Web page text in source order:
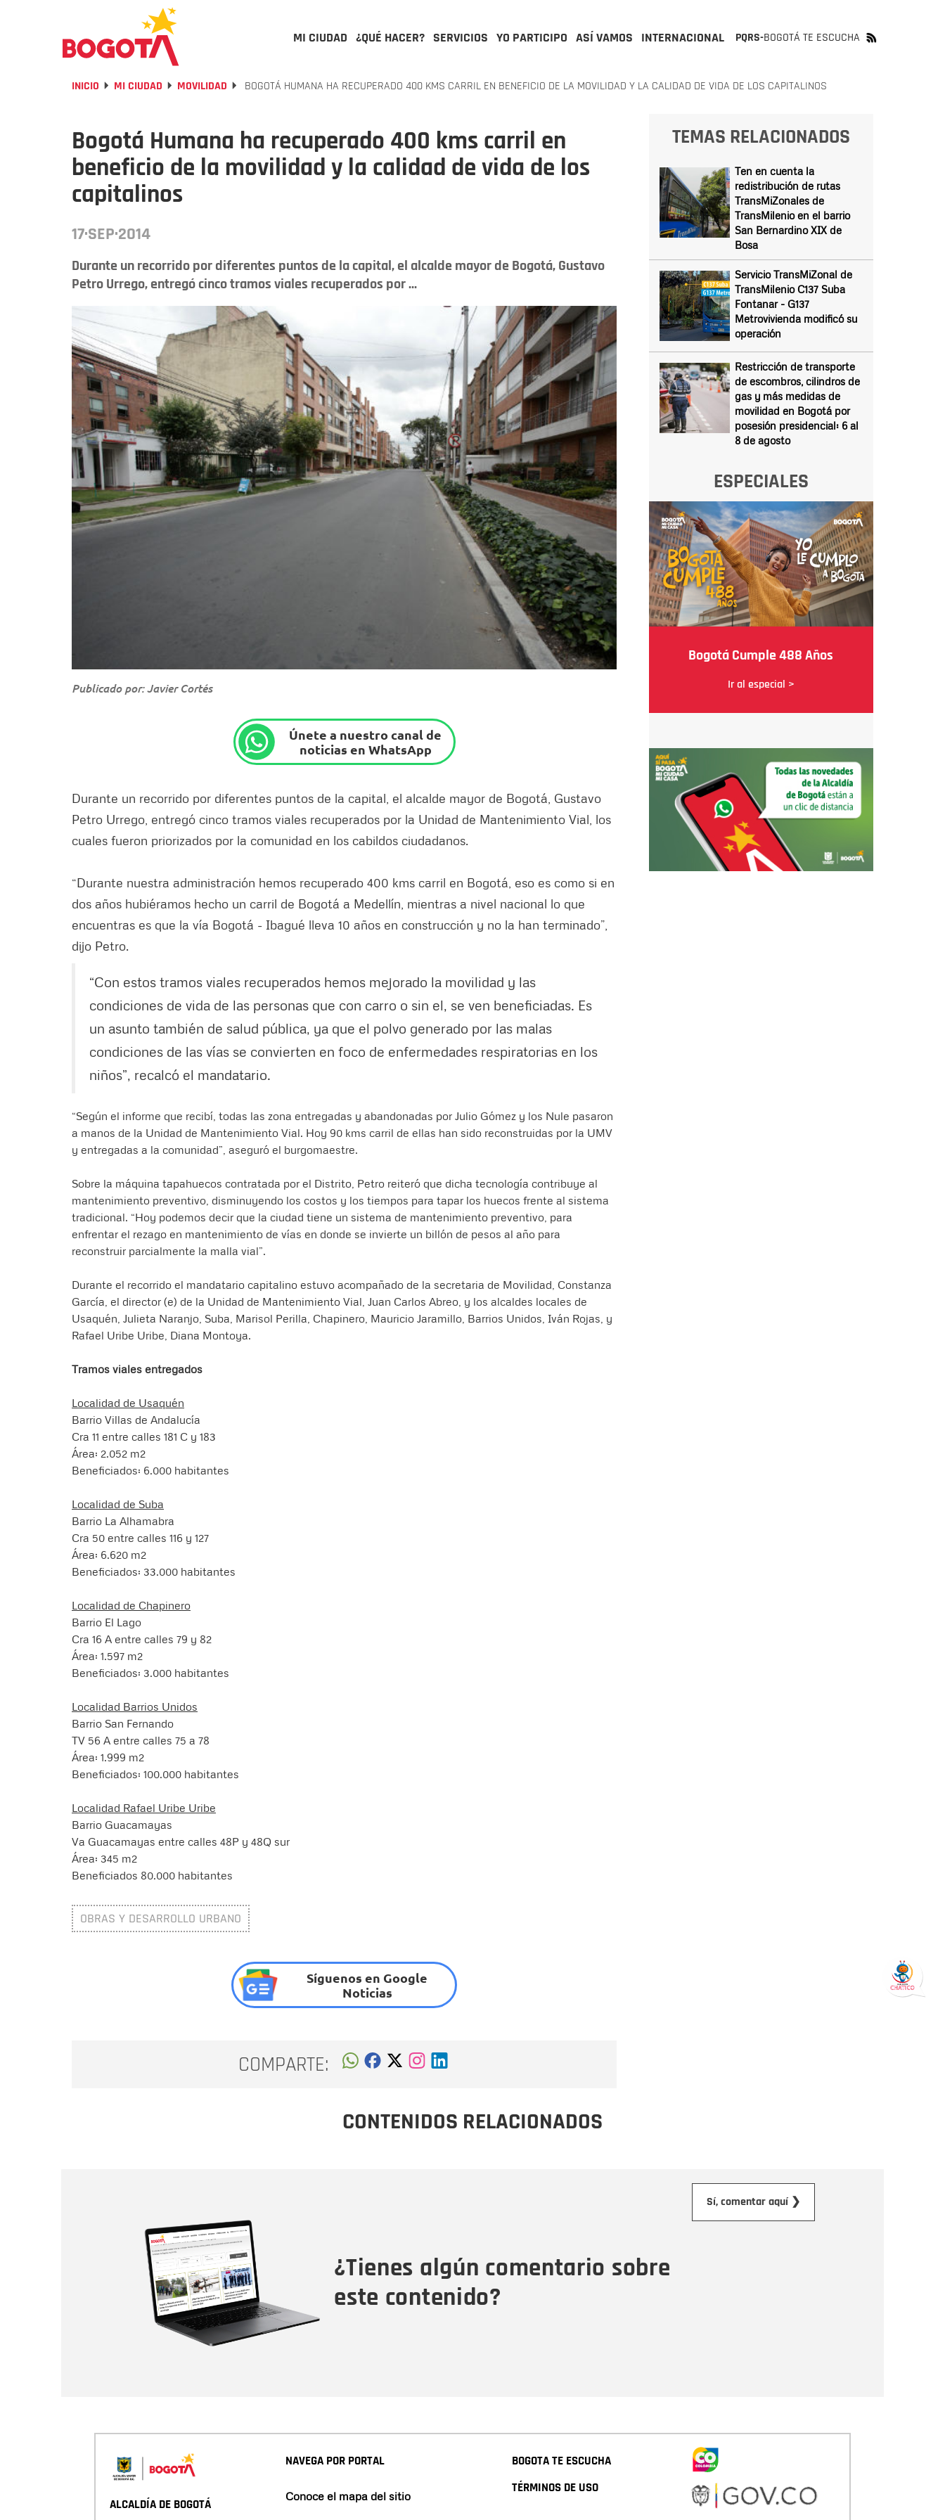
MI CIUDAD ¿QUÉ HACER? SERVICIOS YO PARTICIPO ASÍ VAMOS INTERNACIONAL PQRS-BOGOTÁ TE ESCUCHA
INICIO MI CIUDAD MOVILIDAD BOGOTÁ HUMANA HA RECUPERADO 400 KMS CARRIL EN BENEFICIO DE LA MOVILIDAD Y LA CALIDAD DE VIDA DE LOS CAPITALINOS
Bogotá Humana ha recuperado 400 kms carril en
beneficio de la movilidad y la calidad de vida de los
capitalinos
17·SEP·2014
Durante un recorrido por diferentes puntos de la capital, el alcalde mayor de Bogotá, Gustavo
Petro Urrego, entregó cinco tramos viales recuperados por ...
Publicado por: Javier Cortés
Únete a nuestro canal de
noticias en WhatsApp
Durante un recorrido por diferentes puntos de la capital, el alcalde mayor de Bogotá, Gustavo
Petro Urrego, entregó cinco tramos viales recuperados por la Unidad de Mantenimiento Vial, los
cuales fueron priorizados por la comunidad en los cabildos ciudadanos.
“Durante nuestra administración hemos recuperado 400 kms carril en Bogotá, eso es como si en
dos años hubiéramos hecho un carril de Bogotá a Medellín, mientras a nivel nacional lo que
encuentras es que la vía Bogotá - Ibagué lleva 10 años en construcción y no la han terminado”,
dijo Petro.
“Con estos tramos viales recuperados hemos mejorado la movilidad y las
condiciones de vida de las personas que con carro o sin el, se ven beneficiadas. Es
un asunto también de salud pública, ya que el polvo generado por las malas
condiciones de las vías se convierten en foco de enfermedades respiratorias en los
niños”, recalcó el mandatario.
“Según el informe que recibí, todas las zona entregadas y abandonadas por Julio Gómez y los Nule pasaron
a manos de la Unidad de Mantenimiento Vial. Hoy 90 kms carril de ellas han sido reconstruidas por la UMV
y entregadas a la comunidad”, aseguró el burgomaestre.
Sobre la máquina tapahuecos contratada por el Distrito, Petro reiteró que dicha tecnología contribuye al
mantenimiento preventivo, disminuyendo los costos y los tiempos para tapar los huecos frente al sistema
tradicional. “Hoy podemos decir que la ciudad tiene un sistema de mantenimiento preventivo, para
enfrentar el rezago en mantenimiento de vías en donde se invierte un billón de pesos al año para
reconstruir parcialmente la malla vial”.
Durante el recorrido el mandatario capitalino estuvo acompañado de la secretaria de Movilidad, Constanza
García, el director (e) de la Unidad de Mantenimiento Vial, Juan Carlos Abreo, y los alcaldes locales de
Usaquén, Julieta Naranjo, Suba, Marisol Perilla, Chapinero, Mauricio Jaramillo, Barrios Unidos, Iván Rojas, y
Rafael Uribe Uribe, Diana Montoya.
Tramos viales entregados
Localidad de Usaquén
Barrio Villas de Andalucía
Cra 11 entre calles 181 C y 183
Área: 2.052 m2
Beneficiados: 6.000 habitantes
Localidad de Suba
Barrio La Alhamabra
Cra 50 entre calles 116 y 127
Área: 6.620 m2
Beneficiados: 33.000 habitantes
Localidad de Chapinero
Barrio El Lago
Cra 16 A entre calles 79 y 82
Área: 1.597 m2
Beneficiados: 3.000 habitantes
Localidad Barrios Unidos
Barrio San Fernando
TV 56 A entre calles 75 a 78
Área: 1.999 m2
Beneficiados: 100.000 habitantes
Localidad Rafael Uribe Uribe
Barrio Guacamayas
Va Guacamayas entre calles 48P y 48Q sur
Área: 345 m2
Beneficiados 80.000 habitantes
OBRAS Y DESARROLLO URBANO
Síguenos en Google
Noticias
COMPARTE:
TEMAS RELACIONADOS
Ten en cuenta la
redistribución de rutas
TransMiZonales de
TransMilenio en el barrio
San Bernardino XIX de
Bosa
Servicio TransMiZonal de
TransMilenio C137 Suba
Fontanar - G137
Metrovivienda modificó su
operación
Restricción de transporte
de escombros, cilindros de
gas y más medidas de
movilidad en Bogotá por
posesión presidencial: 6 al
8 de agosto
ESPECIALES
Bogotá Cumple 488 Años
Ir al especial >
CONTENIDOS RELACIONADOS
¿Tienes algún comentario sobre
este contenido?
Sí, comentar aquí ❯
ALCALDÍA DE BOGOTÁ
NAVEGA POR PORTAL
Conoce el mapa del sitio
BOGOTA TE ESCUCHA
TÉRMINOS DE USO